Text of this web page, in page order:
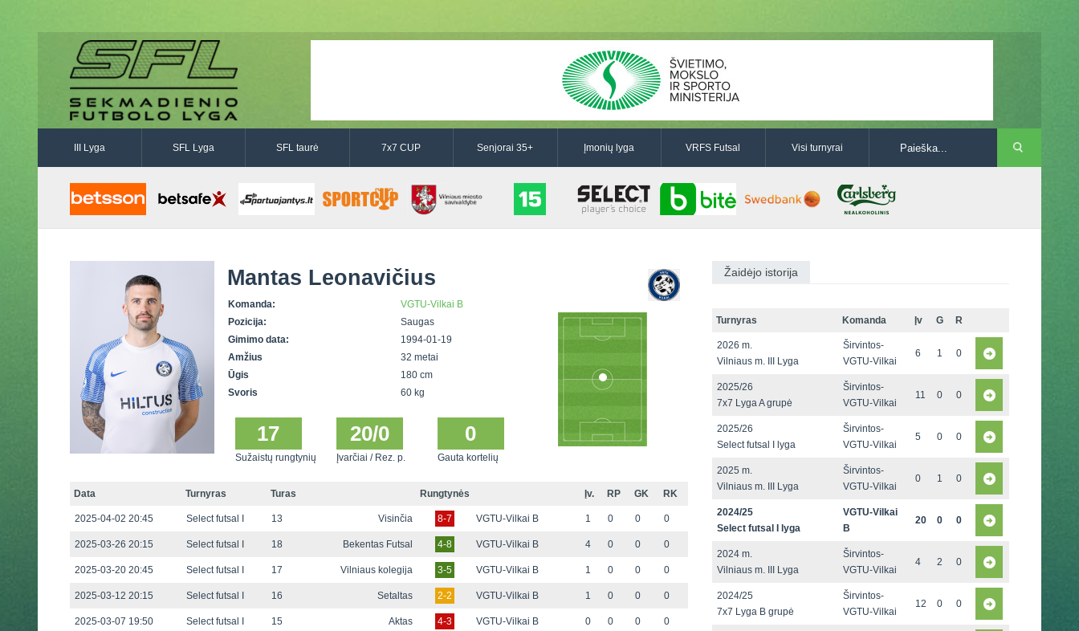
III Lyga SFL Lyga SFL taurė 7x7 CUP Senjorai 35+ Įmonių lyga VRFS Futsal Visi turnyrai
Mantas Leonavičius
Komanda:
VGTU-Vilkai B
Pozicija:
Saugas
Gimimo data:
1994-01-19
Amžius
32 metai
Ūgis
180 cm
Svoris
60 kg
17
Sužaistų rungtynių
20/0
Įvarčiai / Rez. p.
0
Gauta kortelių
Data Turnyras Turas Rungtynės Įv. RP GK RK
2025-04-02 20:45 Select futsal I 13 Visinčia 8-7 VGTU-Vilkai B 1 0 0 0
2025-03-26 20:15 Select futsal I 18 Bekentas Futsal 4-8 VGTU-Vilkai B 4 0 0 0
2025-03-20 20:45 Select futsal I 17 Vilniaus kolegija 3-5 VGTU-Vilkai B 1 0 0 0
2025-03-12 20:15 Select futsal I 16 Setaltas 2-2 VGTU-Vilkai B 1 0 0 0
2025-03-07 19:50 Select futsal I 15 Aktas 4-3 VGTU-Vilkai B 0 0 0 0
Žaidėjo istorija
Turnyras Komanda Įv G R
2026 m.
Vilniaus m. III Lyga
Širvintos-
VGTU-Vilkai
6 1 0
2025/26
7x7 Lyga A grupė
Širvintos-
VGTU-Vilkai
11 0 0
2025/26
Select futsal I lyga
Širvintos-
VGTU-Vilkai
5 0 0
2025 m.
Vilniaus m. III Lyga
Širvintos-
VGTU-Vilkai
0 1 0
2024/25
Select futsal I lyga
VGTU-Vilkai
B
20 0 0
2024 m.
Vilniaus m. III Lyga
Širvintos-
VGTU-Vilkai
4 2 0
2024/25
7x7 Lyga B grupė
Širvintos-
VGTU-Vilkai
12 0 0